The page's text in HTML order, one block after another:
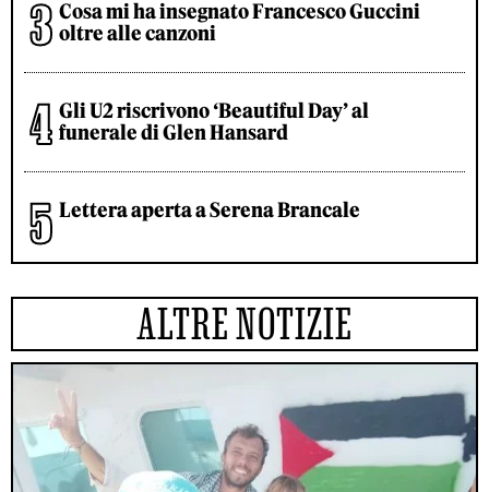
Cosa mi ha insegnato Francesco Guccini
oltre alle canzoni
Gli U2 riscrivono ‘Beautiful Day’ al
funerale di Glen Hansard
Lettera aperta a Serena Brancale
ALTRE NOTIZIE